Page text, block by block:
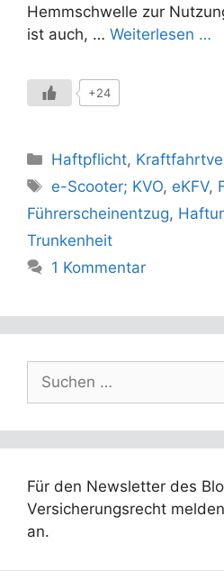
Hemmschwelle zur
ist auch, … Weiterlesen …
+24
Kategorien
Haftpflicht,
Schlagwörter
e-Scooter; KVO, eKFV,
Führerscheinentzug,
Trunkenheit
1 Kommentar
nach:
Für den Newsletter des
Versicherungsrecht
an.